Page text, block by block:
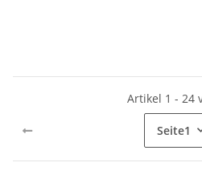
Artikel 1 - 24
Seite1